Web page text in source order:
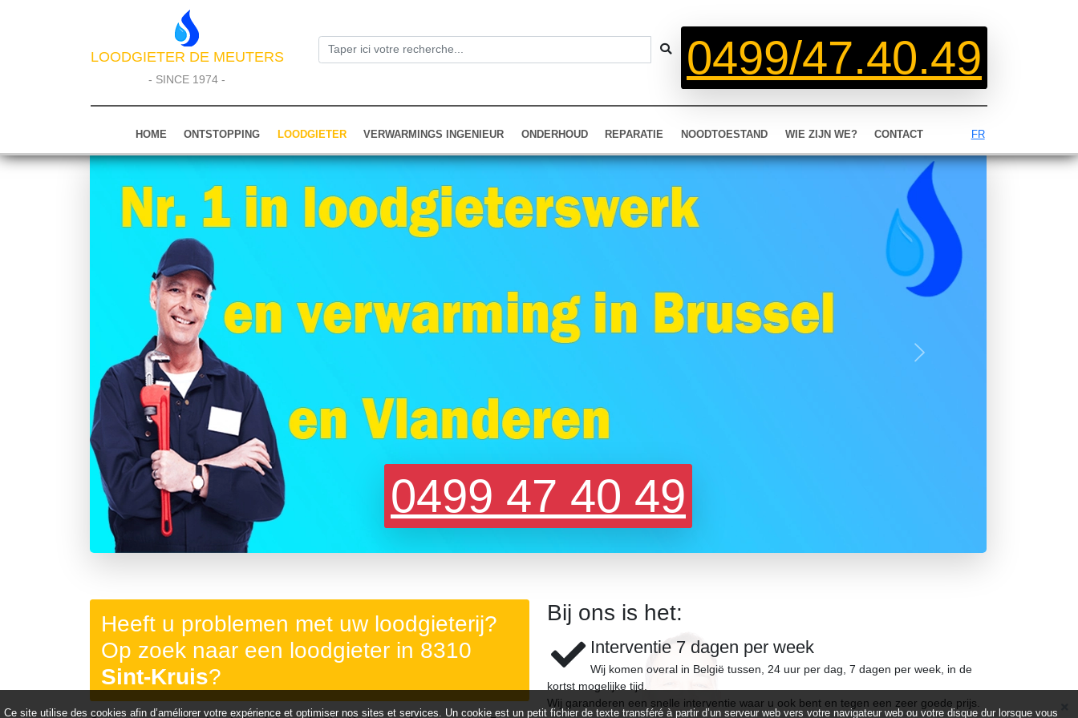
LOODGIETER DE MEUTERS
- SINCE 1974 - 0499/47.40.49
HOME ONTSTOPPING LOODGIETER VERWARMINGS INGENIEUR ONDERHOUD REPARATIE NOODTOESTAND WIE ZIJN WE? CONTACT FR
0499 47 40 49
Précédent Suivant
Heeft u problemen met uw loodgieterij?
Op zoek naar een loodgieter in 8310
Sint-Kruis?
Bij ons is het:
Interventie 7 dagen per week
Wij komen overal in België tussen, 24 uur per dag, 7 dagen per week, in de
kortst mogelijke tijd.
Wij garanderen een snelle interventie waar u ook bent en tegen een zeer goede prijs.
Ce site utilise des cookies afin d’améliorer votre expérience et optimiser nos sites et services. Un cookie est un petit fichier de texte transféré à partir d’un serveur web vers votre navigateur web ou votre disque dur lorsque vous